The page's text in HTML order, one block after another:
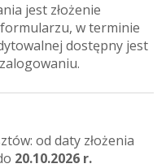
jest złożenie
w terminie
dostępny jest
od daty złożenia
20.10.2026 r.